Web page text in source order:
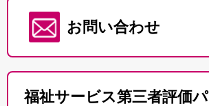
お問い合わせ
福祉サービス第三者評価